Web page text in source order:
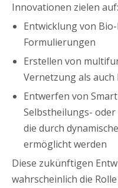
Innovationen zielen auf:
Entwicklung von
Formulierungen
Erstellen von
Vernetzung als
Entwerfen von
Selbstheilungs-
die durch
ermöglicht werden
Diese zukünftigen
wahrscheinlich die